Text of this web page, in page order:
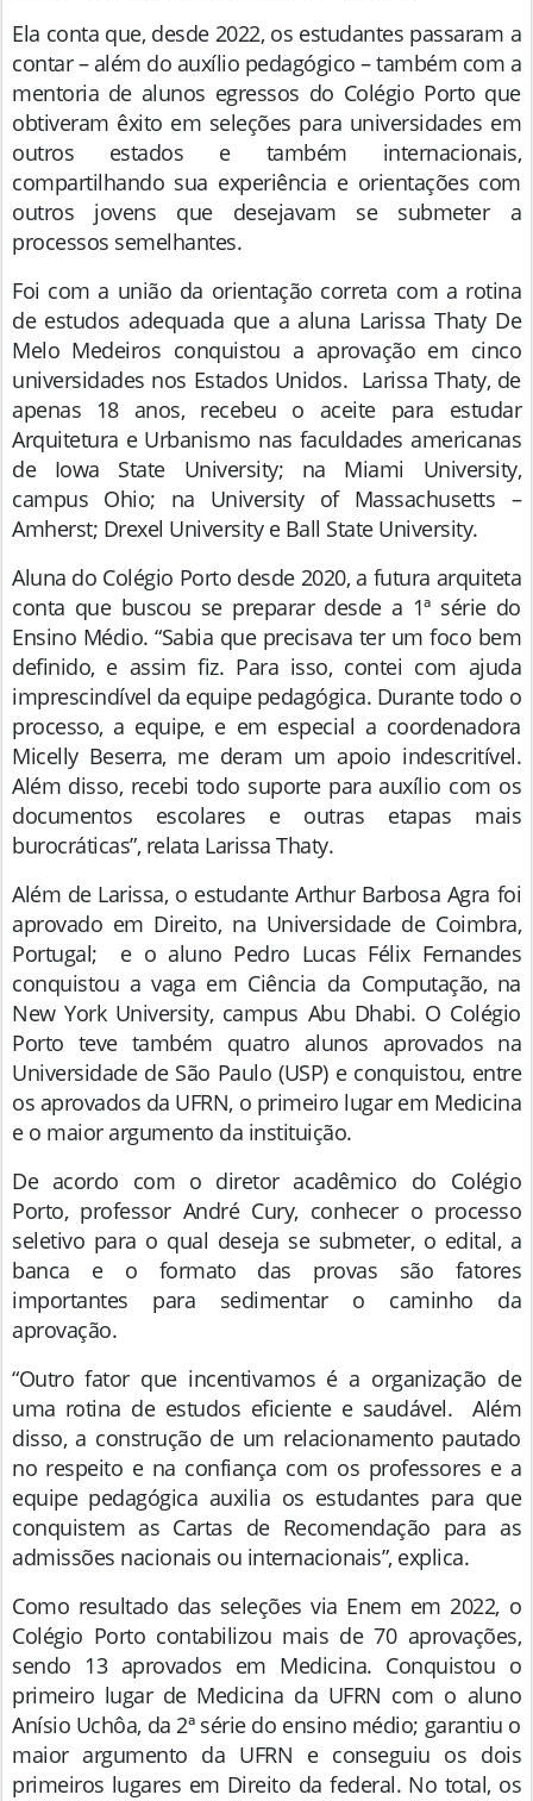
Ela conta que, desde 2022, os estudantes passaram a
contar – além do auxílio pedagógico – também com a
mentoria de alunos egressos do Colégio Porto que
obtiveram êxito em seleções para universidades em
outros estados e também internacionais,
compartilhando sua experiência e orientações com
outros jovens que desejavam se submeter a
processos semelhantes.
Foi com a união da orientação correta com a rotina
de estudos adequada que a aluna Larissa Thaty De
Melo Medeiros conquistou a aprovação em cinco
universidades nos Estados Unidos. Larissa Thaty, de
apenas 18 anos, recebeu o aceite para estudar
Arquitetura e Urbanismo nas faculdades americanas
de Iowa State University; na Miami University,
campus Ohio; na University of Massachusetts –
Amherst; Drexel University e Ball State University.
Aluna do Colégio Porto desde 2020, a futura arquiteta
conta que buscou se preparar desde a 1ª série do
Ensino Médio. “Sabia que precisava ter um foco bem
definido, e assim fiz. Para isso, contei com ajuda
imprescindível da equipe pedagógica. Durante todo o
processo, a equipe, e em especial a coordenadora
Micelly Beserra, me deram um apoio indescritível.
Além disso, recebi todo suporte para auxílio com os
documentos escolares e outras etapas mais
burocráticas”, relata Larissa Thaty.
Além de Larissa, o estudante Arthur Barbosa Agra foi
aprovado em Direito, na Universidade de Coimbra,
Portugal; e o aluno Pedro Lucas Félix Fernandes
conquistou a vaga em Ciência da Computação, na
New York University, campus Abu Dhabi. O Colégio
Porto teve também quatro alunos aprovados na
Universidade de São Paulo (USP) e conquistou, entre
os aprovados da UFRN, o primeiro lugar em Medicina
e o maior argumento da instituição.
De acordo com o diretor acadêmico do Colégio
Porto, professor André Cury, conhecer o processo
seletivo para o qual deseja se submeter, o edital, a
banca e o formato das provas são fatores
importantes para sedimentar o caminho da
aprovação.
“Outro fator que incentivamos é a organização de
uma rotina de estudos eficiente e saudável. Além
disso, a construção de um relacionamento pautado
no respeito e na confiança com os professores e a
equipe pedagógica auxilia os estudantes para que
conquistem as Cartas de Recomendação para as
admissões nacionais ou internacionais”, explica.
Como resultado das seleções via Enem em 2022, o
Colégio Porto contabilizou mais de 70 aprovações,
sendo 13 aprovados em Medicina. Conquistou o
primeiro lugar de Medicina da UFRN com o aluno
Anísio Uchôa, da 2ª série do ensino médio; garantiu o
maior argumento da UFRN e conseguiu os dois
primeiros lugares em Direito da federal. No total, os